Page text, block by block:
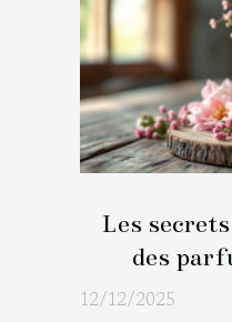
Les
des
12/12/2025